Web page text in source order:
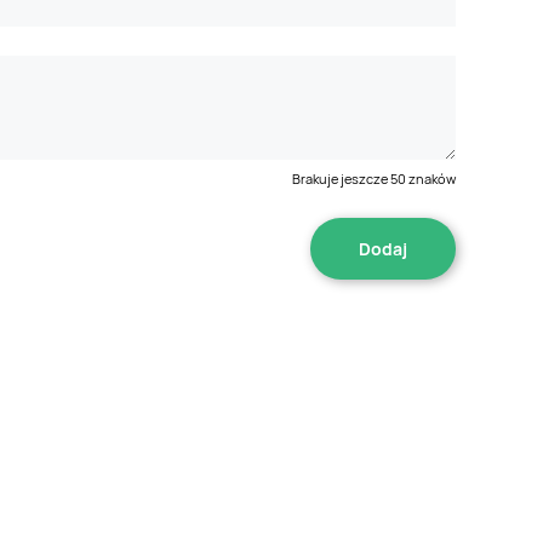
Brakuje jeszcze50 znaków